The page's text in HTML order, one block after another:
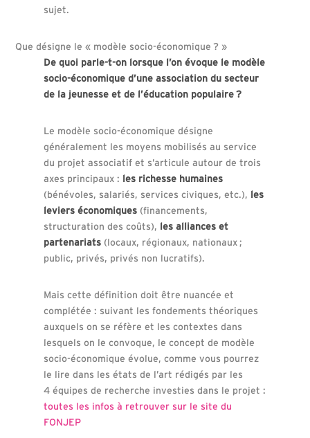
sujet.
Que désigne le « modèle socio-économique ? »
De quoi parle-t-on lorsque l’on évoque le modèle
socio-économique d’une association du secteur
de la jeunesse et de l’éducation populaire ?
Le modèle socio-économique désigne
généralement les moyens mobilisés au service
du projet associatif et s’articule autour de trois
axes principaux : les richesse humaines
(bénévoles, salariés, services civiques, etc.), les
leviers économiques(financements,
structuration des coûts), les alliances et
partenariats(locaux, régionaux, nationaux ;
public, privés, privés non lucratifs).
Mais cette définition doit être nuancée et
complétée : suivant les fondements théoriques
auxquels on se réfère et les contextes dans
lesquels on le convoque, le concept de modèle
socio-économique évolue, comme vous pourrez
le lire dans les états de l’art rédigés par les
4 équipes de recherche investies dans le projet :
toutes les infos à retrouver sur le site du
FONJEP